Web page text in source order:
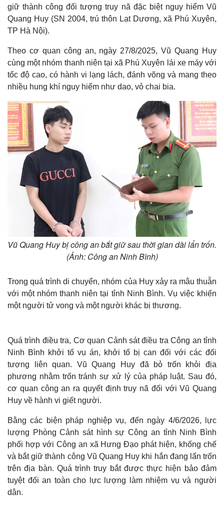
giữ thành công đối tượng truy nã đặc biệt nguy hiểm Vũ
Quang Huy (SN 2004, trú thôn Lạt Dương, xã Phú Xuyên,
TP Hà Nội).
Theo cơ quan công an, ngày 27/8/2025, Vũ Quang Huy
cùng một nhóm thanh niên tại xã Phú Xuyên lái xe máy với
tốc độ cao, có hành vi lạng lách, đánh võng và mang theo
nhiều hung khí nguy hiểm như dao, vỏ chai bia.
Vũ Quang Huy bị công an bắt giữ sau thời gian dài lẩn trốn.
(Ảnh: Công an Ninh Bình)
Trong quá trình di chuyển, nhóm của Huy xảy ra mâu thuẫn
với một nhóm thanh niên tại tỉnh Ninh Bình. Vụ việc khiến
một người tử vong và một người khác bị thương.
Quá trình điều tra, Cơ quan Cảnh sát điều tra Công an tỉnh
Ninh Bình khởi tố vụ án, khởi tố bị can đối với các đối
tượng liên quan. Vũ Quang Huy đã bỏ trốn khỏi địa
phương nhằm trốn tránh sự xử lý của pháp luật. Sau đó,
cơ quan công an ra quyết định truy nã đối với Vũ Quang
Huy về hành vi giết người.
Bằng các biện pháp nghiệp vụ, đến ngày 4/6/2026, lực
lượng Phòng Cảnh sát hình sự Công an tỉnh Ninh Bình
phối hợp với Công an xã Hưng Đạo phát hiện, khống chế
và bắt giữ thành công Vũ Quang Huy khi hắn đang lẩn trốn
trên địa bàn. Quá trình truy bắt được thực hiện bảo đảm
tuyệt đối an toàn cho lực lượng làm nhiệm vụ và người
dân.